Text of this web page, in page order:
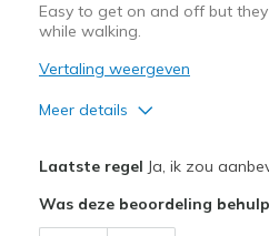
View On Shoes
Easy to get on and off but
while walking.
Vertaling weergeven
Meer details
Stylish
Laatste regel Ja, ik zou
Was deze beoordeling